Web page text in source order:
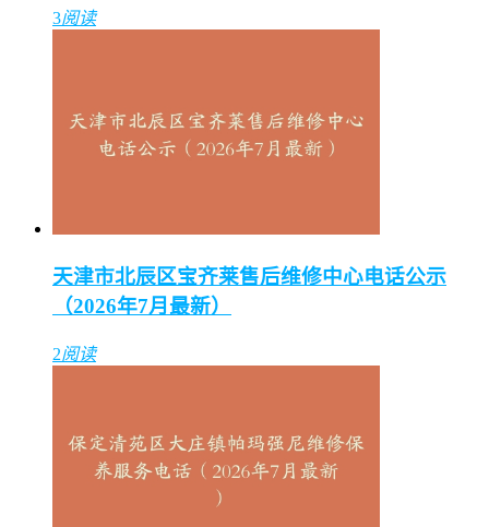
3阅读
天津市北辰区宝齐莱售后维修中心电话公示
（2026年7月最新）
2阅读